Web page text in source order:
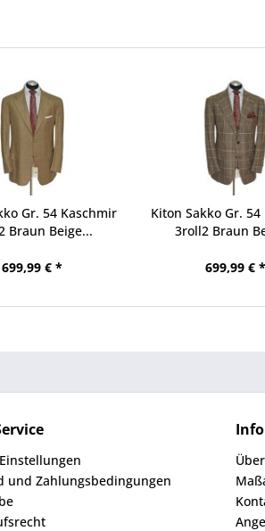
Gr. 54 Kaschmir
Braun Beige...
699,99 € *
Kiton Sakko Gr.
3roll2 Braun
699,99 € *
und Zahlungsbedingungen